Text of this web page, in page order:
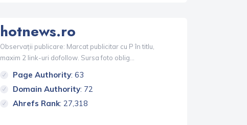
hotnews.ro
Observații publicare: Marcat publicitar cu P în titlu,
maxim 2 link-uri dofollow. Sursa foto oblig...
Page Authority: 63
Domain Authority: 72
Ahrefs Rank: 27,318